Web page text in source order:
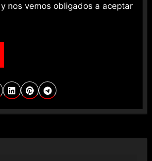
nos vemos obligados a aceptar